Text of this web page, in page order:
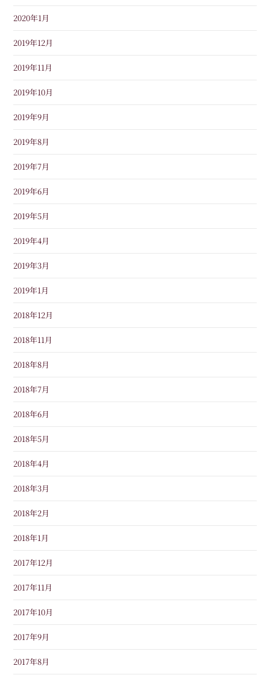
2020年1月
2019年12月
2019年11月
2019年10月
2019年9月
2019年8月
2019年7月
2019年6月
2019年5月
2019年4月
2019年3月
2019年1月
2018年12月
2018年11月
2018年8月
2018年7月
2018年6月
2018年5月
2018年4月
2018年3月
2018年2月
2018年1月
2017年12月
2017年11月
2017年10月
2017年9月
2017年8月